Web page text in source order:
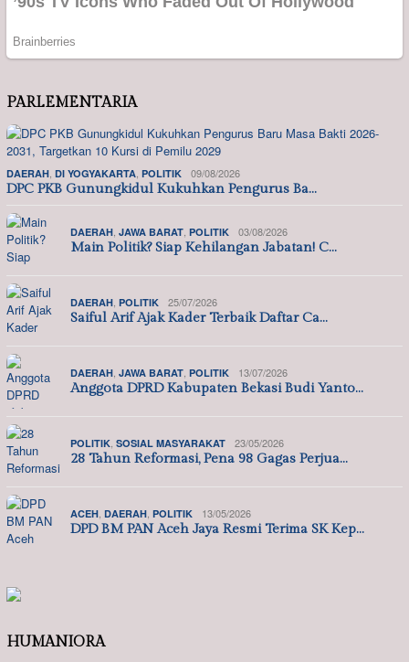
PARLEMENTARIA
DAERAH, DI YOGYAKARTA, POLITIK 09/08/2026
DPC PKB Gunungkidul Kukuhkan Pengurus Ba…
DAERAH, JAWA BARAT, POLITIK 03/08/2026
Main Politik? Siap Kehilangan Jabatan! C…
DAERAH, POLITIK 25/07/2026
Saiful Arif Ajak Kader Terbaik Daftar Ca…
DAERAH, JAWA BARAT, POLITIK 13/07/2026
Anggota DPRD Kabupaten Bekasi Budi Yanto…
POLITIK, SOSIAL MASYARAKAT 23/05/2026
28 Tahun Reformasi, Pena 98 Gagas Perjua…
ACEH, DAERAH, POLITIK 13/05/2026
DPD BM PAN Aceh Jaya Resmi Terima SK Kep…
HUMANIORA